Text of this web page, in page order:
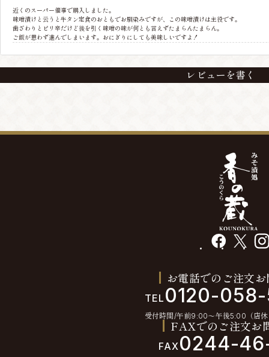
近くのスーパー催事で購入しました。
味噌漬けと云うと牛タン定食のおともでお馴染みですが、この味噌漬けは主役です。
歯ざわりとピリ辛だけど後を引く味噌の味が何とも言えずたまらんたまらん。
ご飯が思わず進んでしまいます。おにぎりにしても美味しいですよ！
レビューを書く
facebook
お電話でのご注文
TEL 0120-
受付時間/午前9:00〜午後5:00（店休
FAXでのご注文お
FAX0244-